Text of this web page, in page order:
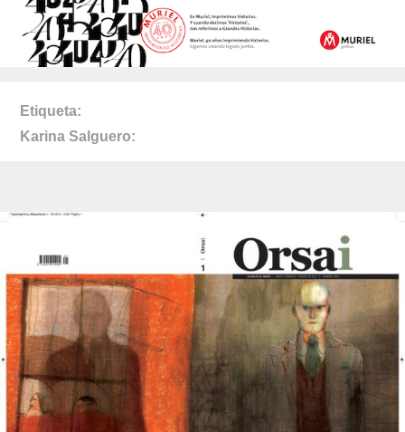
Etiqueta
Karina Salguero